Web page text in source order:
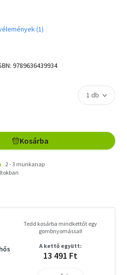
(1)
9789636439934
Kosárba
2 - 3 munkanap
Tedd kosárba mindkettőt egy
gombnyomással!
A kettő együtt:
13 491 Ft